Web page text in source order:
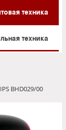
техника
техника
BHD029/00